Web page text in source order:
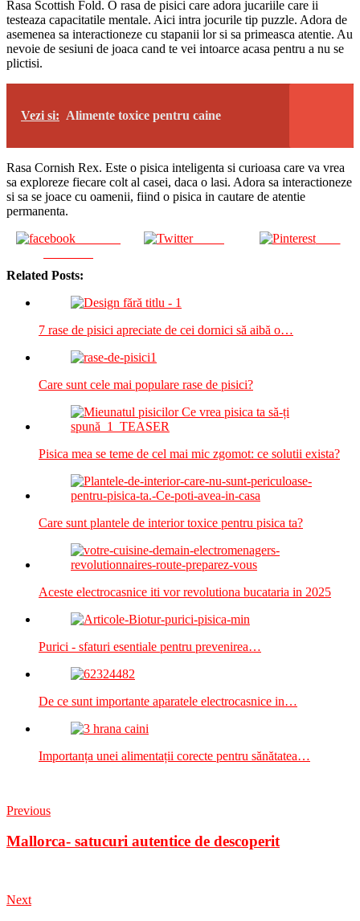
Rasa Scottish Fold. O rasa de pisici care adora jucariile care ii
testeaza capacitatile mentale. Aici intra jocurile tip puzzle. Adora de
asemenea sa interactioneze cu stapanii lor si sa primeasca atentie. Au
nevoie de sesiuni de joaca cand te vei intoarce acasa pentru a nu se
plictisi.
Vezi si: Alimente toxice pentru caine
Rasa Cornish Rex. Este o pisica inteligenta si curioasa care va vrea
sa exploreze fiecare colt al casei, daca o lasi. Adora sa interactioneze
si sa se joace cu oamenii, fiind o pisica in cautare de atentie
permanenta.
Tweet Save
Related Posts:
7 rase de pisici apreciate de cei dornici să aibă o…
Care sunt cele mai populare rase de pisici?
Pisica mea se teme de cel mai mic zgomot: ce solutii exista?
Care sunt plantele de interior toxice pentru pisica ta?
Aceste electrocasnice iti vor revolutiona bucataria in 2025
Purici - sfaturi esentiale pentru prevenirea…
De ce sunt importante aparatele electrocasnice in…
Importanța unei alimentații corecte pentru sănătatea…
Previous
Mallorca- satucuri autentice de descoperit
Next